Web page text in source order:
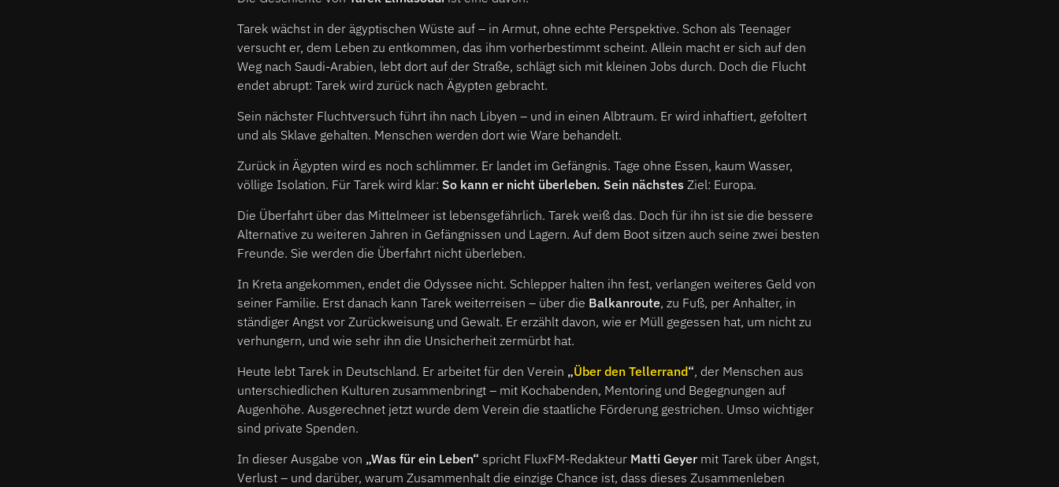
Tarek wächst in der ägyptischen Wüste auf – in Armut, ohne echte Perspektive. Schon als Teenager
versucht er, dem Leben zu entkommen, das ihm vorherbestimmt scheint. Allein macht er sich auf den
Weg nach Saudi-Arabien, lebt dort auf der Straße, schlägt sich mit kleinen Jobs durch. Doch die Flucht
endet abrupt: Tarek wird zurück nach Ägypten gebracht.
Sein nächster Fluchtversuch führt ihn nach Libyen – und in einen Albtraum. Er wird inhaftiert, gefoltert
und als Sklave gehalten. Menschen werden dort wie Ware behandelt.
Zurück in Ägypten wird es noch schlimmer. Er landet im Gefängnis. Tage ohne Essen, kaum Wasser,
völlige Isolation. Für Tarek wird klar: So kann er nicht überleben. Sein nächstes Ziel: Europa.
Die Überfahrt über das Mittelmeer ist lebensgefährlich. Tarek weiß das. Doch für ihn ist sie die bessere
Alternative zu weiteren Jahren in Gefängnissen und Lagern. Auf dem Boot sitzen auch seine zwei besten
Freunde. Sie werden die Überfahrt nicht überleben.
In Kreta angekommen, endet die Odyssee nicht. Schlepper halten ihn fest, verlangen weiteres Geld von
seiner Familie. Erst danach kann Tarek weiterreisen – über die Balkanroute, zu Fuß, per Anhalter, in
ständiger Angst vor Zurückweisung und Gewalt. Er erzählt davon, wie er Müll gegessen hat, um nicht zu
verhungern, und wie sehr ihn die Unsicherheit zermürbt hat.
Heute lebt Tarek in Deutschland. Er arbeitet für den Verein „Über den Tellerrand“, der Menschen aus
unterschiedlichen Kulturen zusammenbringt – mit Kochabenden, Mentoring und Begegnungen auf
Augenhöhe. Ausgerechnet jetzt wurde dem Verein die staatliche Förderung gestrichen. Umso wichtiger
sind private Spenden.
In dieser Ausgabe von „Was für ein Leben“ spricht FluxFM-Redakteur Matti Geyer mit Tarek über Angst,
Verlust – und darüber, warum Zusammenhalt die einzige Chance ist, dass dieses Zusammenleben